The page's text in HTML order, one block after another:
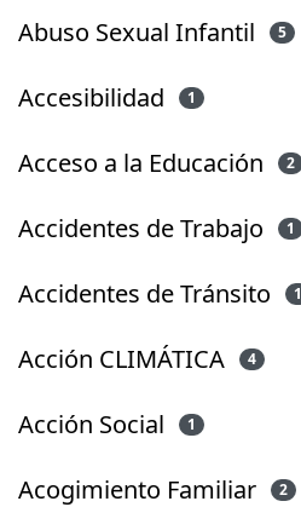
Abuso Sexual Infantil 5
Accesibilidad 1
Acceso a la Educación 2
Accidentes de Trabajo 1
Accidentes de Tránsito 1
Acción CLIMÁTICA 4
Acción Social 1
Acogimiento Familiar 2